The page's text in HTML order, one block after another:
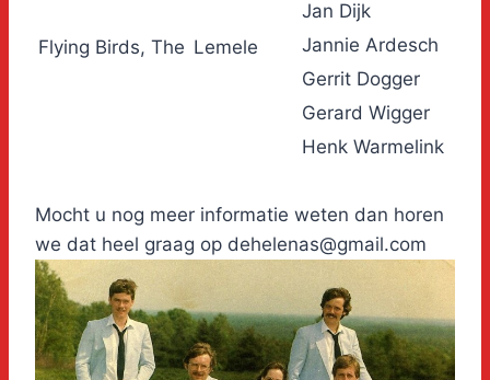
Flying Birds, The Lemele
Jan Dijk
Jannie Ardesch
Gerrit Dogger
Gerard Wigger
Henk Warmelink
Mocht u nog meer informatie weten dan horen
we dat heel graag op dehelenas@gmail.com